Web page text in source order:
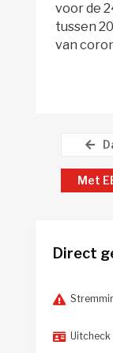
voor de
tussen
van
Met
Direct